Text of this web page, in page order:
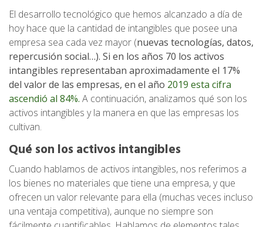
El desarrollo tecnológico que hemos alcanzado a día de
hoy hace que la cantidad de intangibles que posee una
empresa sea cada vez mayor (nuevas tecnologías, datos,
repercusión social…). Si en los años 70 los activos
intangibles representaban aproximadamente el 17%
del valor de las empresas, en el año 2019 esta cifra
ascendió al 84%. A continuación, analizamos qué son los
activos intangibles y la manera en que las empresas los
cultivan.
Qué son los activos intangibles
Cuando hablamos de activos intangibles, nos referimos a
los bienes no materiales que tiene una empresa, y que
ofrecen un valor relevante para ella (muchas veces incluso
una ventaja competitiva), aunque no siempre son